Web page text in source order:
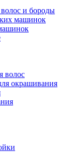
и бороды
машинок
волос
окрашивания